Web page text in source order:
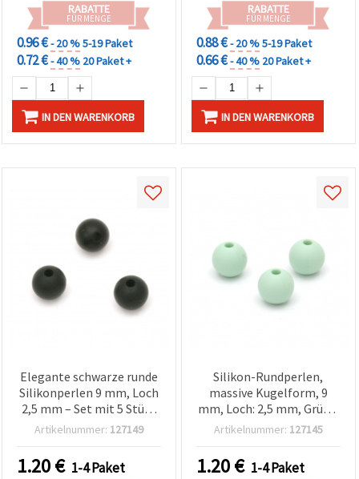
RABATTE
FÜR MENGE
0.96 €- 20 %5-19 Paket
0.72 €- 40 % 20 Paket +
IN DEN WARENKORB
RABATTE
FÜR MENGE
0.88 €- 20 %5-19 Paket
0.66 €- 40 % 20 Paket +
IN DEN WARENKORB
Elegante schwarze runde
Silikonperlen 9 mm, Loch
2,5 mm – Set mit 5 Stück
für Schmuckherstellung &
Bastelprojekte
Artikelnummer: 127149
1.20€ 1-4 Paket
Silikon-Rundperlen,
massive Kugelform, 9
mm, Loch: 2,5 mm, Grün –
5er-Pack für Basteln &
Artikelnummer: 127145
1.20€ 1-4 Paket